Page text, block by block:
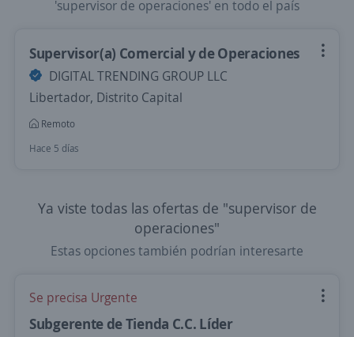
'supervisor de operaciones' en todo el país
Supervisor(a) Comercial y de Operaciones
DIGITAL TRENDING GROUP LLC
Libertador, Distrito Capital
Remoto
Hace 5 días
Ya viste todas las ofertas de "supervisor de
operaciones"
Estas opciones también podrían interesarte
Se precisa Urgente
Subgerente de Tienda C.C. Líder